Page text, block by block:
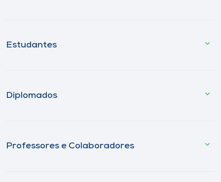
Estudantes
Diplomados
Professores e Colaboradores